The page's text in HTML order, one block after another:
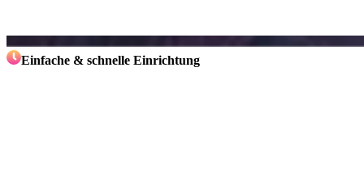
Einfache & schnelle Einrichtung